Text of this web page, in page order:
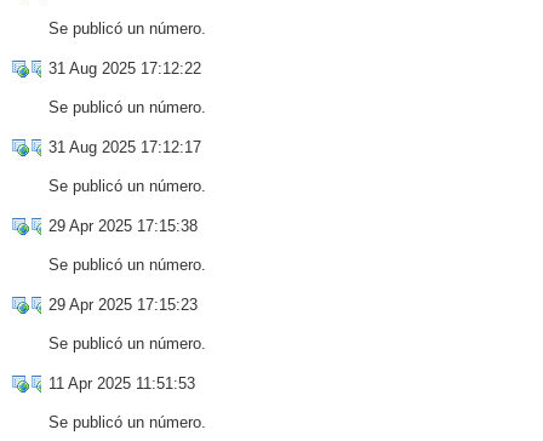
Se publicó un número.
31 Aug 2025 17:12:22
Se publicó un número.
31 Aug 2025 17:12:17
Se publicó un número.
29 Apr 2025 17:15:38
Se publicó un número.
29 Apr 2025 17:15:23
Se publicó un número.
11 Apr 2025 11:51:53
Se publicó un número.